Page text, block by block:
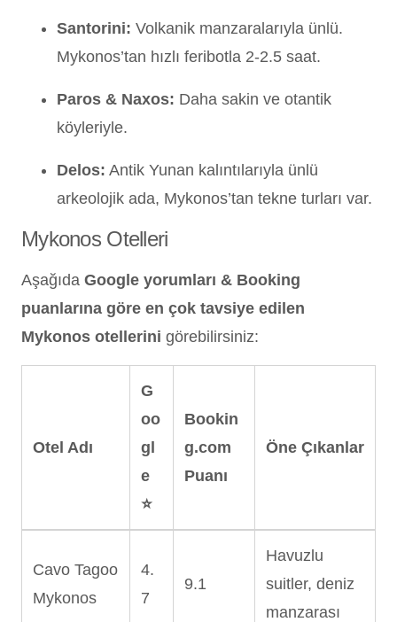
Santorini: Volkanik manzaralarıyla ünlü.
Mykonos’tan hızlı feribotla 2-2.5 saat.
Paros & Naxos: Daha sakin ve otantik
köyleriyle.
Delos: Antik Yunan kalıntılarıyla ünlü
arkeolojik ada, Mykonos’tan tekne turları var.
Mykonos Otelleri
Aşağıda Google yorumları & Booking
puanlarına göre en çok tavsiye edilen
Mykonos otellerini görebilirsiniz:
Otel Adı
G
oo
gl
e
⭐
Bookin
g.com
Puanı
Öne Çıkanlar
Cavo Tagoo
Mykonos
4.
7
9.1
Havuzlu
suitler, deniz
manzarası